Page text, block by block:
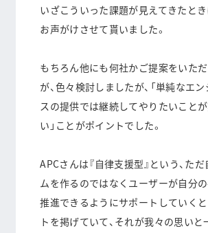
いざこういった課題が見えてきたと
お声がけさせて貰いました。
もちろん他にも何社かご提案をいた
が、色々検討しましたが、 「単純なエ
スの提供では継続してやりたいこと
い」 ことがポイントでした。
APCさんは『自律支援型』という、た
ムを作るのではなくユーザーが自分
推進できるようにサポートしていく
トを掲げていて、それが我々の思いと